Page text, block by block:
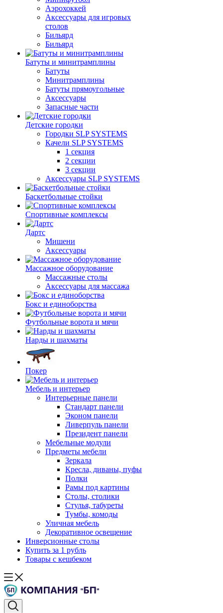
Аэрохоккей
Аксессуары для игровых
столов
Бильяpд
Бильяpд
Батуты и минитрамплины
Батуты
Минитрамплины
Батуты прямоугольные
Аксессуары
Запасные части
Детские городки
Городки SLP SYSTEMS
Качели SLP SYSTEMS
1 секция
2 секции
3 секции
Аксессуары SLP SYSTEMS
Баскетбольные стойки
Спортивные комплексы
Дартс
Мишени
Аксессуары
Массажное оборудование
Массажные столы
Аксессуары для массажа
Бокс и единоборства
Футбольные ворота и мячи
Нарды и шахматы
Покер
Мебель и интерьер
Интерьерные панели
Стандарт панели
Эконом панели
Ливерпуль панели
Президент панели
Мебельные модули
Предметы мебели
Зеркала
Кресла, диваны, пуфы
Полки
Рамы под картины
Столы, столики
Стулья, табуреты
Тумбы, комоды
Уличная мебель
Декоративное освещение
Инверсионные столы
Купить за 1 рубль
Товары с кешбеком